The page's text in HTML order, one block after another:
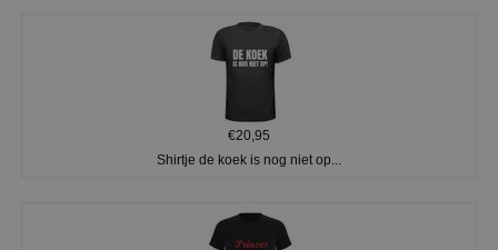
€20,95
Shirtje de koek is nog niet op...